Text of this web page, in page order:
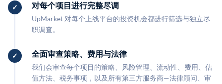
对每个项目进行完整尽调
UpMarket 对每个上线平台的投资机会都进行筛选与独立尽
职调查。
全面审查策略、费用与法律
我们会审查每个项目的策略、风险管理、流动性、费用、估
值方法、税务事项，以及所有第三方服务商—法律顾问、审